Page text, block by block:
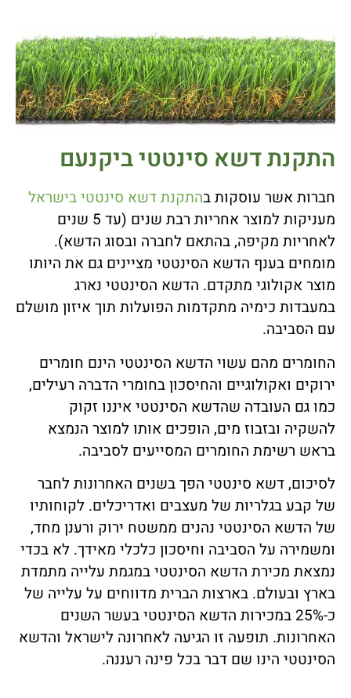
התקנת דשא סינטטי ביקנעם
חברות אשר עוסקות בהתקנת דשא סינטטי בישראל
מעניקות למוצר אחריות רבת שנים (עד 5 שנים
לאחריות מקיפה, בהתאם לחברה ובסוג הדשא).
מומחים בענף הדשא הסינטטי מציינים גם את היותו
מוצר אקולוגי מתקדם. הדשא הסינטטי נארג
במעבדות כימיה מתקדמות הפועלות תוך איזון מושלם
עם הסביבה.
החומרים מהם עשוי הדשא הסינטטי הינם חומרים
ירוקים ואקולוגיים והחיסכון בחומרי הדברה רעילים,
כמו גם העובדה שהדשא הסינטטי איננו זקוק
להשקיה ובזבוז מים, הופכים אותו למוצר הנמצא
בראש רשימת החומרים המסייעים לסביבה.
לסיכום, דשא סינטטי הפך בשנים האחרונות לחבר
של קבע בגלריות של מעצבים ואדריכלים. לקוחותיו
של הדשא הסינטטי נהנים ממשטח ירוק ורענן מחד,
ומשמירה על הסביבה וחיסכון כלכלי מאידך. לא בכדי
נמצאת מכירת הדשא הסינטטי במגמת עלייה מתמדת
בארץ ובעולם. בארצות הברית מדווחים על עלייה של
כ-25% במכירות הדשא הסינטטי בעשר השנים
האחרונות. תופעה זו הגיעה לאחרונה לישראל והדשא
הסינטטי הינו שם דבר בכל פינה רעננה.